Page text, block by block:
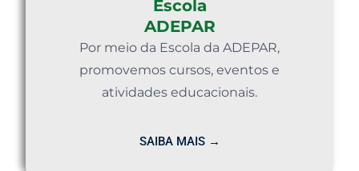
Escola
ADEPAR
Por meio da Escola da ADEPAR,
promovemos cursos, eventos e
atividades educacionais.
SAIBA MAIS →